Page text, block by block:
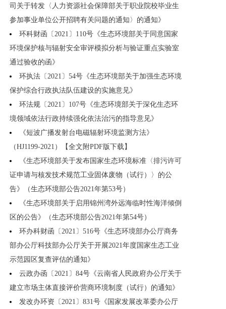
司关于转发〈人力资源社会保障部关于职业院校毕业生
参加事业单位公开招聘有关问题的通知〉的通知》
环科财函〔2021〕110号《生态环境部关于同意国家
环境保护核与辐射安全审评模拟分析与验证重点实验室
通过验收的函》
环执法〔2021〕54号《生态环境部关于加强生态环境
保护综合行政执法队伍建设的实施意见》
环法规〔2021〕107号《生态环境部关于深化生态环
境领域依法行政持续强化依法治污的指导意见》
《短波广播发射台电磁辐射环境监测方法》
（HJ1199-2021）【全文附PDF版下载】
《生态环境部关于发布国家生态环境标准〈排污许可
证申请与核发技术规范工业固体废物（试行）〉的公
告》（生态环境部公告2021年第53号）
《生态环境部关于启用锦州湾外远海临时性海洋倾倒
区的公告》（生态环境部公告2021年第54号）
环办科财函〔2021〕516号《生态环境部办公厅商务
部办公厅科技部办公厅关于开展2021年度国家生态工业
示范园区复查评估的通知》
云政办函〔2021〕84号《云南省人民政府办公厅关于
建立市场主体直接评价营商环境制度（试行）的通知》
发改办环资〔2021〕831号《国家发展改革委办公厅